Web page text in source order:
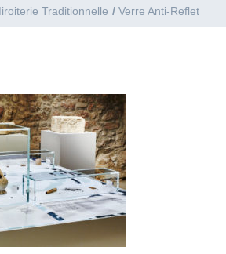
Traditionnelle / Verre Anti-Reflet